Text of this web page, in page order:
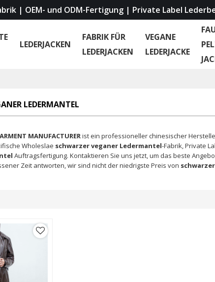
| OEM- und ODM-Fertigung | Private Label
LEDERJACKEN
FABRIK FÜR
LEDERJACKEN
VEGANE
LEDERJACKE
LEDERMANTEL
MANUFACTURERist ein professioneller chinesischer
Wholeslae schwarzer veganer Ledermantel-Fabrik, Private
Auftragsfertigung. Kontaktieren Sie uns jetzt, um das beste
Zeit antworten, wir sind nicht der niedrigste Preis von